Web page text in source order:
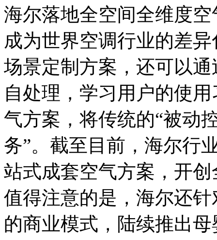
海尔落地全空间全维度
成为世界空调行业的差
场景定制方案，还可以
自处理，学习用户的使
气方案，将传统的“被动
务”。截至目前，海尔行
站式成套空气方案，开
值得注意的是，海尔还
的商业模式，陆续推出